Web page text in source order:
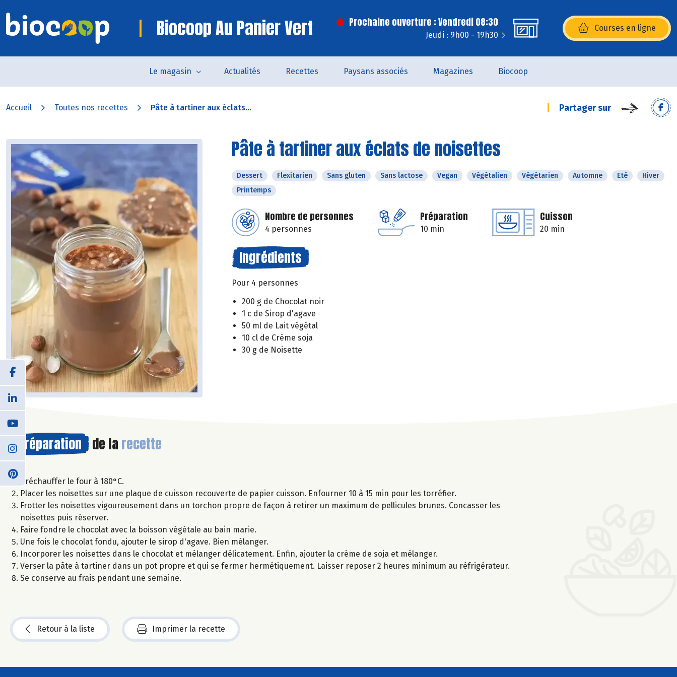
Biocoop Au Panier Vert Prochaine ouverture : Vendredi 08:30
Jeudi : 9h00 - 19h30
Courses en ligne
(s’ouvre dans une nouvelle
Le magasin Actualités Recettes Paysans associés Magazines Biocoop
Accueil Toutes nos recettes Pâte à tartiner aux éclats... Partager sur
Pâte à tartiner aux éclats de noisettes
Dessert Flexitarien Sans gluten Sans lactose Vegan Végétalien Végétarien Automne Eté
Hiver
Printemps
Nombre de personnes
4 personnes
Préparation
10 min
Cuisson
20 min
Ingrédients
Pour 4 personnes
200 g de Chocolat noir
1 c de Sirop d'agave
50 ml de Lait végétal
10 cl de Crème soja
30 g de Noisette
Préparation de la recette
Préchauffer le four à 180°C.
Placer les noisettes sur une plaque de cuisson recouverte de papier cuisson. Enfourner 10 à 15 min pour les torréfier.
Frotter les noisettes vigoureusement dans un torchon propre de façon à retirer un maximum de pellicules brunes. Concasser les
noisettes puis réserver.
Faire fondre le chocolat avec la boisson végétale au bain marie.
Une fois le chocolat fondu, ajouter le sirop d'agave. Bien mélanger.
Incorporer les noisettes dans le chocolat et mélanger délicatement. Enfin, ajouter la crème de soja et mélanger.
Verser la pâte à tartiner dans un pot propre et qui se fermer hermétiquement. Laisser reposer 2 heures minimum au réfrigérateur.
Se conserve au frais pendant une semaine.
Retour à la liste Imprimer la recette